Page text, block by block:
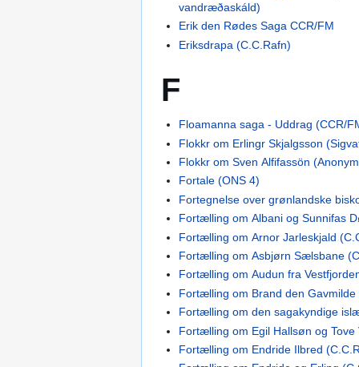
vandræðaskáld)
Erik den Rødes Saga CCR/FM
Eriksdrapa (C.C.Rafn)
F
Floamanna saga - Uddrag (CCR/
Flokkr om Erlingr Skjalgsson
Flokkr om Sven Alfifassön
Fortale (ONS 4)
Fortegnelse over grønlandske
Fortælling om Albani og Sunnifas
Fortælling om Arnor Jarleskjald
Fortælling om Asbjørn Sælsbane
Fortælling om Audun fra
Fortælling om Brand den Gavmilde
Fortælling om den sagakyndige
Fortælling om Egil Hallsøn og
Fortælling om Endride Ilbred